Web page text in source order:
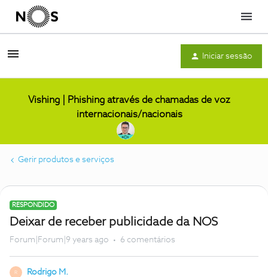
Menu
Iniciar sessão
Vishing | Phishing através de chamadas de voz
internacionais/nacionais
Gerir produtos e serviços
RESPONDIDO
Deixar de receber publicidade da NOS
Forum|Forum|9 years ago 6 comentários
R Rodrigo M.